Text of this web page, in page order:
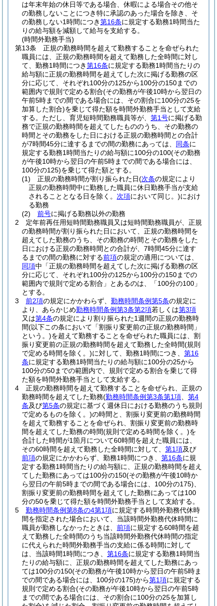
は年末年始の休日等である場合、休暇による場合その他そ
の勤務しないことにつき特に承認のあった場合を除き、そ
の勤務しない1時間につき第16条に規定する勤務1時間当た
りの給与額を減額して給与を支給する。
(時間外勤務手当)
第13条
正規の勤務時間を超えて勤務することを命ぜられた
職員には、正規の勤務時間を超えて勤務した全時間に対し
て、勤務1時間につき第16条に規定する勤務1時間当たりの
給与額に正規の勤務時間を超えてした次に掲げる勤務の区
分に応じて、それぞれ100分の125から100分の150までの
範囲内で規則で定める割合(その勤務が午後10時から翌日の
午前5時までの間である場合には、その割合に100分の25を
加算した割合)を乗じて得た額を時間外勤務手当として支給
する。 ただし、育児短時間勤務職員等が、 第1号に掲げる勤
務で正規の勤務時間を超えてしたもののうち、その勤務の
時間とその勤務をした日における正規の勤務時間との合計
が7時間45分に達するまでの間の勤務にあっては、 同条に
規定する勤務1時間当たりの給与額に100分の100(その勤務
が午後10時から翌日の午前5時までの間である場合には、
100分の125)を乗じて得た額とする。
(1)
正規の勤務時間が割り振られた日(次条の規定により
正規の勤務時間中に勤務した職員に休日勤務手当が支給
されることとなる日を除く。 次項において同じ。)におけ
る勤務
(2)
前号に掲げる勤務以外の勤務
2
定年前再任用短時間勤務職員又は短時間勤務職員が、正規
の勤務時間が割り振られた日において、正規の勤務時間を
超えてした勤務のうち、その勤務の時間とその勤務をした
日における正規の勤務時間との合計が、7時間45分に達す
るまでの間の勤務に対する前項の規定の適用については、
同項中「正規の勤務時間を超えてした次に掲げる勤務の区
分に応じて、それぞれ100分の125から100分の150までの
範囲内で規則で定める割合」とあるのは、「100分の100」
とする。
3
前2項の規定にかかわらず、 勤務時間条例第5条の規定に
より、あらかじめ勤務時間条例第3条第2項若しくは第3項
又は第4条の規定により割り振られた1週間の正規の勤務時
間(以下この条において「割振り変更前の正規の勤務時間」
という。)を超えて勤務することを命ぜられた職員には、割
振り変更前の正規の勤務時間を超えて勤務した全時間(規則
で定める時間を除く。)に対して、勤務1時間につき、 第16
条に規定する勤務1時間当たりの給与額に100分の25から
100分の50までの範囲内で、規則で定める割合を乗じて得
た額を時間外勤務手当として支給する。
4
正規の勤務時間を超えて勤務することを命ぜられ、正規の
勤務時間を超えてした勤務(勤務時間条例第3条第1項
第4
条及び第5条の規定に基づく週休日における勤務のうち規則
で定めるものを除く。)の時間と、割振り変更前の勤務時間
を超えて勤務することを命ぜられ、割振り変更前の勤務時
間を超えてした勤務の時間(規則で定める時間を除く。)を
合計した時間が1箇月について60時間を超えた職員には、
その60時間を超えて勤務した全時間に対して、 第1項及び
前項の規定にかかわらず、勤務1時間につき、 第16条に規
定する勤務1時間当たりの給与額に、正規の勤務時間を超え
てした勤務にあっては100分の150(その勤務が午後10時か
ら翌日の午前5時までの間である場合には、100分の175)
割振り変更前の勤務時間を超えてした勤務にあっては100
分の50を乗じて得た額を時間外勤務手当として支給する。
5
勤務時間条例第8条の4第1項に規定する時間外勤務代休時
間を指定された場合において、当該時間外勤務代休時間に
職員が勤務しなかったときは、 前項に規定する60時間を超
えて勤務した全時間のうち当該時間外勤務代休時間の指定
に代えられた時間外勤務手当の支給に係る時間に対して
は、当該時間1時間につき、 第16条に規定する勤務1時間当
たりの給与額に、正規の勤務時間を超えてした勤務にあっ
ては100分の150(その勤務が午後10時から翌日の午前5時ま
での間である場合には、100分の175)から第1項に規定する
規則で定める割合(その勤務が午後10時から翌日の午前5時
までの間である場合には、その割合に100分の25を加算し